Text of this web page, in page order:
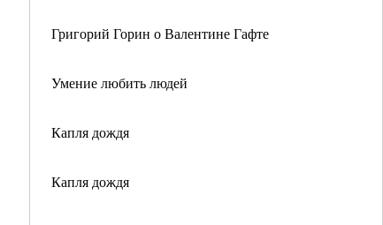
Григорий Горин о Валентине Гафте
Умение любить людей
Капля дождя
Капля дождя